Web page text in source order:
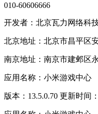
010-60606666
开发者：北京瓦力网络科
北京地址：北京市昌平区
南京地址：南京市建邺区
应用名称：小米游戏中心
版本：13.5.0.70 更新时间